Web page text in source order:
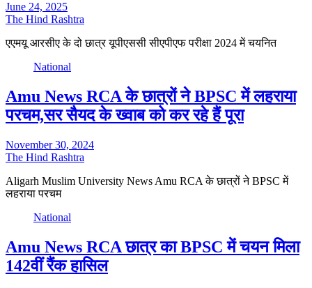
June 24, 2025
The Hind Rashtra
एएमयू आरसीए के दो छात्र यूपीएससी सीएपीएफ परीक्षा 2024 में चयनित
National
Amu News RCA के छात्रों ने BPSC में लहराया
परचम,सर सैयद के ख्वाब को कर रहे हैं पूरा
November 30, 2024
The Hind Rashtra
Aligarh Muslim University News Amu RCA के छात्रों ने BPSC में
लहराया परचम
National
Amu News RCA छात्र का BPSC में चयन मिला
142वीं रैंक हासिल